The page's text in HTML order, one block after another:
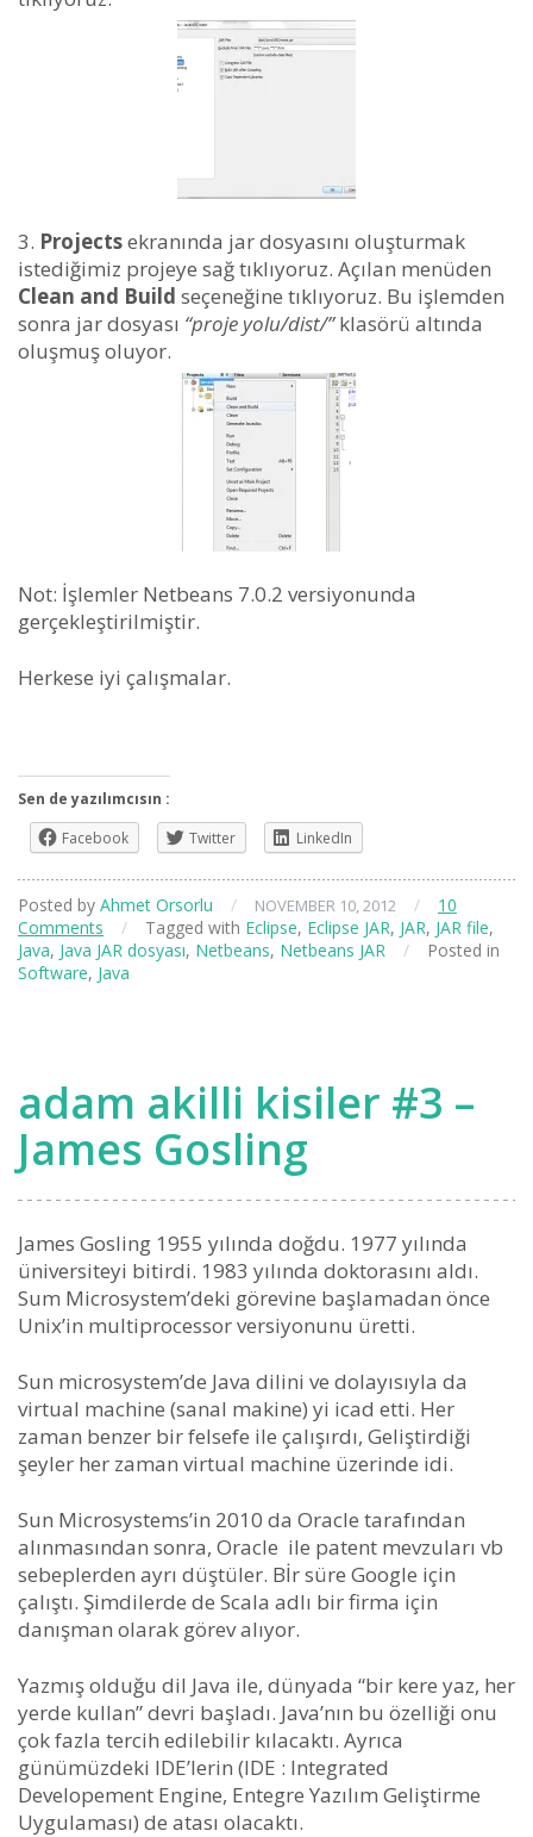
Projectsekranında jar dosyasını oluşturmak
istediğimiz projeye sağ tıklıyoruz. Açılan menüden
Clean and Build seçeneğine tıklıyoruz. Bu işlemden
sonra jar dosyası “proje yolu/dist/”klasörü altında
oluşmuş oluyor.
Not: İşlemler Netbeans 7.0.2 versiyonunda
gerçekleştirilmiştir.
Herkese iyi çalışmalar.
Sen de yazılımcısın :
Facebook
Twitter LinkedIn
Posted by Ahmet Orsorlu / NOVEMBER 10, 2012 /
10
Comments
/ Tagged with Eclipse, Eclipse JAR, JAR, JAR file,
Java, Java JAR dosyası, Netbeans, Netbeans JAR /
Posted in
Software, Java
adam akilli kisiler #3 –
James Gosling
James Gosling 1955 yılında doğdu. 1977 yılında
üniversiteyi bitirdi. 1983 yılında doktorasını aldı.
Sum Microsystem’deki görevine başlamadan önce
Unix’in multiprocessor versiyonunu üretti.
Sun microsystem’de Java dilini ve dolayısıyla da
virtual machine (sanal makine) yi icad etti. Her
zaman benzer bir felsefe ile çalışırdı, Geliştirdiği
şeyler her zaman virtual machine üzerinde idi.
Sun Microsystems’in 2010 da Oracle tarafından
alınmasından sonra, Oracle ile patent mevzuları vb
sebeplerden ayrı düştüler. Bİr süre Google için
çalıştı. Şimdilerde de Scala adlı bir firma için
danışman olarak görev alıyor.
Yazmış olduğu dil Java ile, dünyada “bir kere yaz, her
yerde kullan” devri başladı. Java’nın bu özelliği onu
çok fazla tercih edilebilir kılacaktı. Ayrıca
günümüzdeki IDE’lerin (IDE : Integrated
Developement Engine, Entegre Yazılım Geliştirme
Uygulaması) de atası olacaktı.